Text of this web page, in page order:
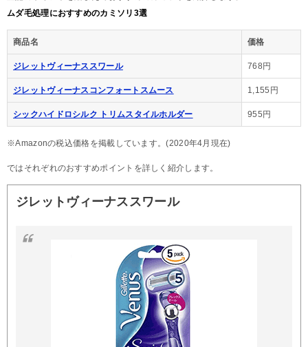
ムダ毛処理におすすめのカミソリ3選
商品名 価格
ジレットヴィーナススワール 768円
ジレットヴィーナスコンフォートスムース 1,155円
シックハイドロシルク トリムスタイルホルダー 955円
※Amazonの税込価格を掲載しています。(2020年4月現在)
ではそれぞれのおすすめポイントを詳しく紹介します。
ジレットヴィーナススワール